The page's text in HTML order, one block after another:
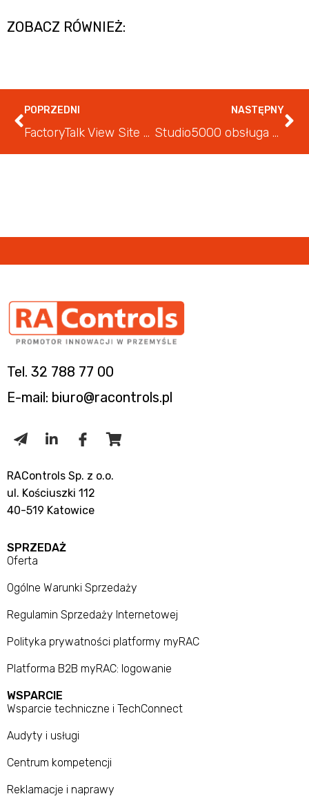
ZOBACZ RÓWNIEŻ:
POPRZEDNI
FactoryTalk View Site Edition: podstawy
NASTĘPNY
Studio5000 obsługa bieżąca i lokalizacja uszkodzeń
Tel. 32 788 77 00
E-mail: biuro@racontrols.pl
RAControls Sp. z o.o.
ul. Kościuszki 112
40-519 Katowice
SPRZEDAŻ
Oferta
Ogólne Warunki Sprzedaży
Regulamin Sprzedaży Internetowej
Polityka prywatności platformy myRAC
Platforma B2B myRAC: logowanie
WSPARCIE
Wsparcie techniczne i TechConnect
Audyty i usługi
Centrum kompetencji
Reklamacje i naprawy